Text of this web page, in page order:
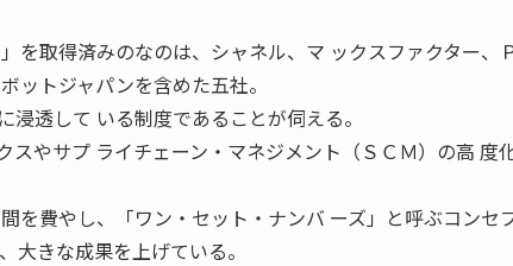
を取得済みのなのは、シャネル、マ ックスファクター、
ットジャパンを含めた五社。
透して いる制度であることが伺える。
スやサプ ライチェーン・マネジメント（ＳＣＭ）の高 度
を費やし、「ワン・セット・ナンバ ーズ」と呼ぶコンセ
大きな成果を上げている。